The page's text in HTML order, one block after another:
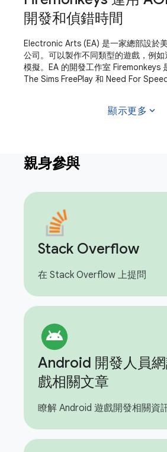
開發和偵錯時間
Electronic Arts (EA) 是一家總部設於
公司。可以製作不同類型的遊戲，例
模擬。EA 的開發工作室 Firemonkeys
The Sims FreePlay 和 Need For
Extension (AGDE) 處理所有顯示更多 expand_more
親身參與
Stack Overflow
在 Stack Overflow 上提問
Android 開發人員
戲相關文章
瞭解 Android 遊戲開發相關資